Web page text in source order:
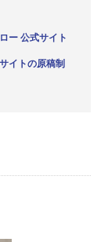
ー 公式サイト
イトの原稿制